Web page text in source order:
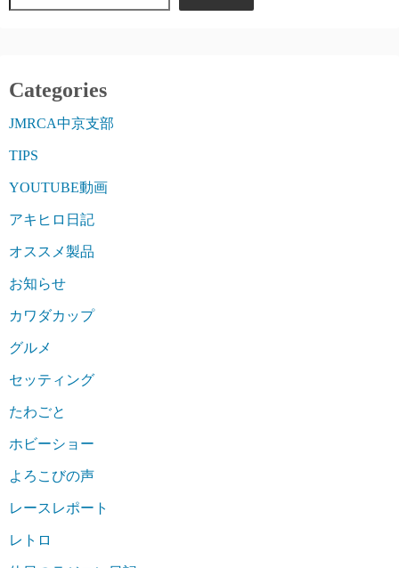
ー
送
り
Categories
JMRCA中京支部
TIPS
YOUTUBE動画
アキヒロ日記
オススメ製品
お知らせ
カワダカップ
グルメ
セッティング
たわごと
ホビーショー
よろこびの声
レースレポート
レトロ